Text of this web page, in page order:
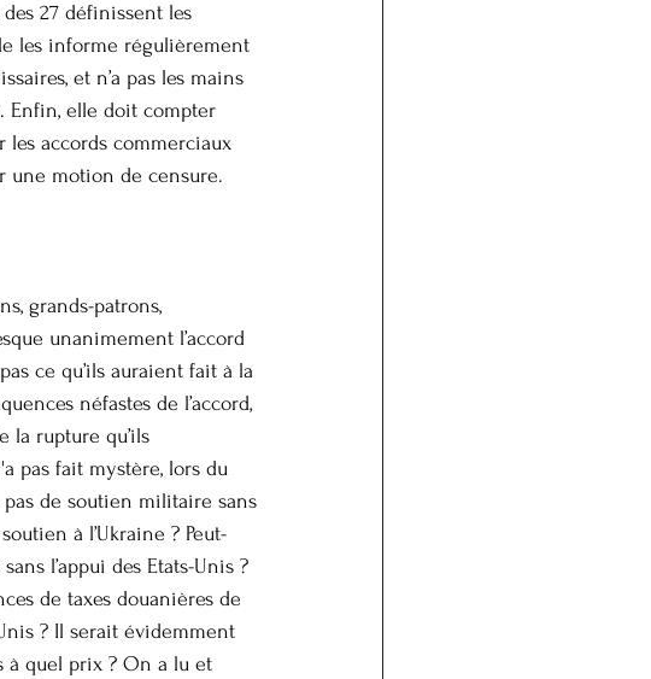
27 définissent les
les informe régulièrement
et n’a pas les mains
Enfin, elle doit compter
les accords commerciaux
une motion de censure.
grands-patrons,
unanimement l’accord
ce qu’ils auraient fait à la
néfastes de l’accord,
la rupture qu’ils
pas fait mystère, lors du
pas de soutien militaire sans
à l’Ukraine ? Peut-
l’appui des Etats-Unis ?
de taxes douanières de
? Il serait évidemment
à quel prix ? On a lu et